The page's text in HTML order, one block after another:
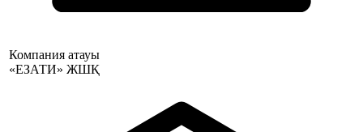
Компания атауы
«ЕЗАТИ» ЖШҚ